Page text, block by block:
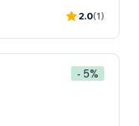
2.0(1)
- 5%